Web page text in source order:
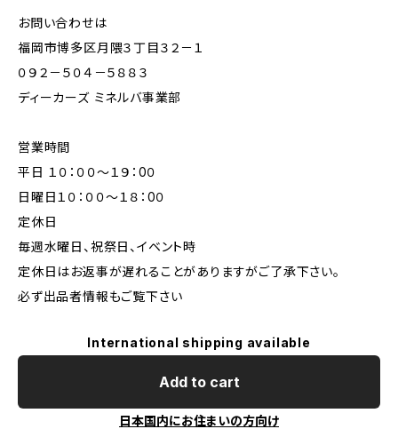
お問い合わせは
福岡市博多区月隈３丁目３２－１
０９２－５０４－５８８３
ディーカーズ ミネルバ事業部
営業時間
平日 １０：００～１９：0０
日曜日１０：００～１８：0０
定休日
毎週水曜日、祝祭日、イベント時
定休日はお返事が遅れることがありますがご了承下さい。
必ず出品者情報もご覧下さい
International shipping available
Add to cart
日本国内にお住まいの方向け